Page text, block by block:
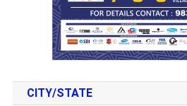
CITY/STATE